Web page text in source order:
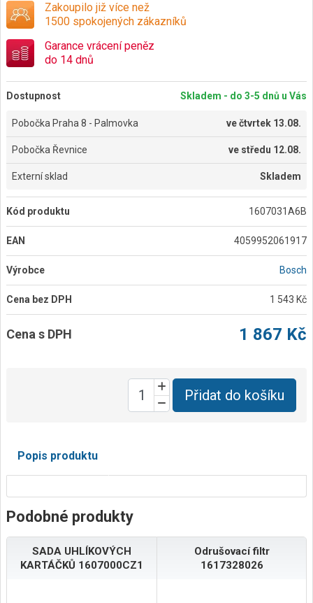
Zakoupilo již více než
1500 spokojených zákazníků
Garance vrácení peněz
do 14 dnů
Dostupnost Skladem - do 3-5 dnů u Vás
Pobočka Praha 8 - Palmovka večtvrtek 13.08.
Pobočka Řevnice ve středu 12.08.
Externí sklad Skladem
Kód produktu 1607031A6B
EAN 4059952061917
Výrobce Bosch
Cena bez DPH 1 543 Kč
Cena s DPH 1 867 Kč
Přidat do košíku
Popis produktu
Podobné produkty
SADA UHLÍKOVÝCH
KARTÁČKŮ 1607000CZ1
Odrušovací filtr
1617328026